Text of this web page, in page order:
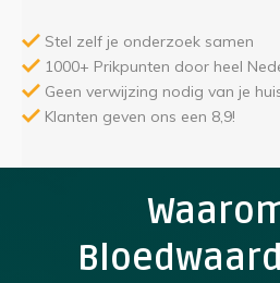
Stel zelf je onderzoek samen
1000+ Prikpunten door heel
Geen verwijzing nodig van je
Klanten geven ons een 8,9!